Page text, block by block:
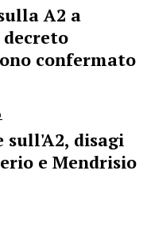
A2 a
decreto
confermato
sull'A2, disagi
e Mendrisio